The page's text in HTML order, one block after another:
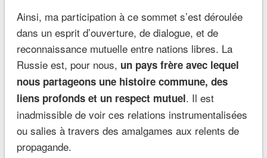
Ainsi, ma participation à ce sommet s’est déroulée
dans un esprit d’ouverture, de dialogue, et de
reconnaissance mutuelle entre nations libres. La
Russie est, pour nous, un pays frère avec lequel
nous partageons une histoire commune, des
liens profonds et un respect mutuel. Il est
inadmissible de voir ces relations instrumentalisées
ou salies à travers des amalgames aux relents de
propagande.